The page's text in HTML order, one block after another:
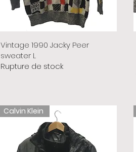
Vintage 1990 Jacky Peer
sweater L
Rupture de stock
Calvin Klein